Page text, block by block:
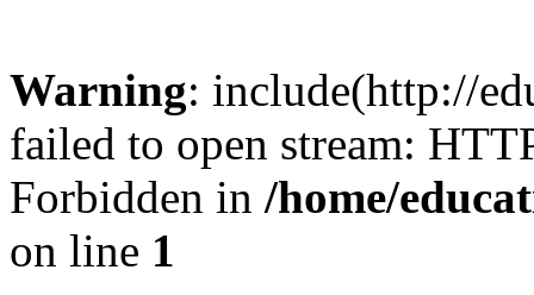
Warning: include(http://
failed to open stream:
Forbidden in /home/
on line 1